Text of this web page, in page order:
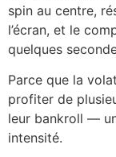
spin au centre,
l’écran, et le
quelques
Parce que la
profiter de
leur bankroll —
intensité.